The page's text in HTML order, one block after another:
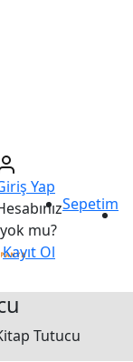
Yap
yok mu?
Kayıt Ol
Sepetim
Tutucu